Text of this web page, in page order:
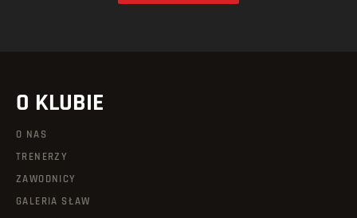
O KLUBIE
O NAS
TRENERZY
ZAWODNICY
GALERIA SŁAW